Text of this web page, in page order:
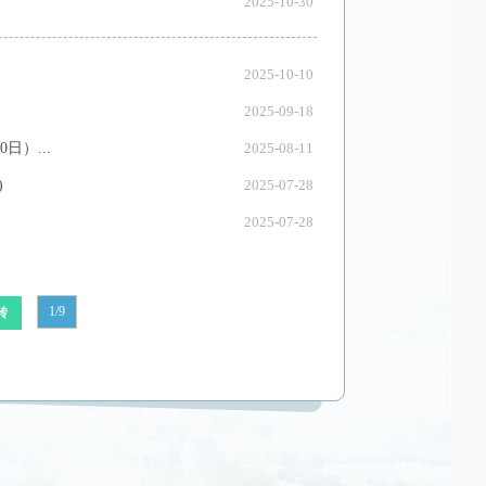
2025-10-10
2025-09-18
日）... 2025-08-11
2025-07-28
2025-07-28
1/9